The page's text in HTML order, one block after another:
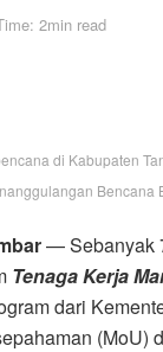
2min read
di Kabupaten
Bencana
— Sebanyak
Tenaga Kerja
dari
(MoU)